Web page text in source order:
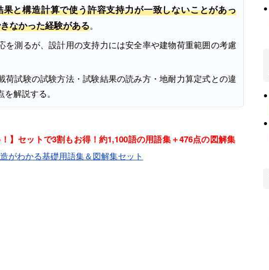
と構造計算で使う許容支持力が一致しないことがあっ
なかった経験がある。
を測るが、設計用の支持力には安全率や建物荷重範囲の考慮
荷試験の試験方法・試験結果の読み方・地耐力算定式との違
解説する。
！】セットで3割もお得！約1,100語の用語集＋476点の図解集
がわかる基礎用語集＆図解集セット